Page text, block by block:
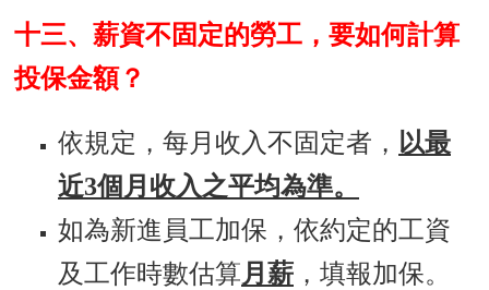
十三、薪資不固定的勞工，要如何計算
投保金額？
依規定，每月收入不固定者， 以最
近3個月收入之平均為準。
如為新進員工加保，依約定的工資
及工作時數估算月薪 ，填報加保。